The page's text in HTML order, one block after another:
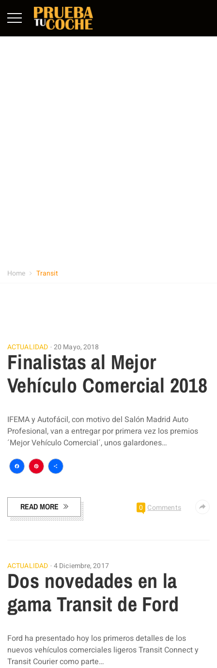
Home Transit
ACTUALIDAD 20 Mayo, 2018
Finalistas al Mejor
Vehículo Comercial 2018
IFEMA y Autofácil, con motivo del Salón Madrid Auto
Profesional, van a entregar por primera vez los premios
´Mejor Vehículo Comercial´, unos galardones…
Facebook
Pinterest
Compartir
READ MORE 0 Comments
ACTUALIDAD 4 Diciembre, 2017
Dos novedades en la
gama Transit de Ford
Ford ha presentado hoy los primeros detalles de los
nuevos vehículos comerciales ligeros Transit Connect y
Transit Courier como parte…